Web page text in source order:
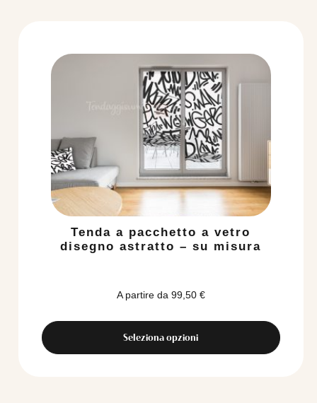
Tenda a pacchetto a vetro
disegno astratto – su misura
A partire da 99,50 €
Seleziona opzioni